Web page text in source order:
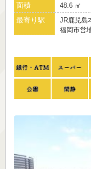
面積 48.6 ㎡
最寄り駅
JR鹿児島
福岡市営